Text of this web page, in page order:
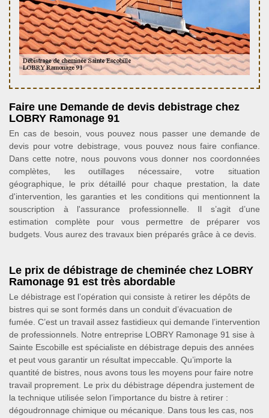
Faire une Demande de devis debistrage chez
LOBRY Ramonage 91
En cas de besoin, vous pouvez nous passer une demande de
devis pour votre debistrage, vous pouvez nous faire confiance.
Dans cette notre, nous pouvons vous donner nos coordonnées
complètes, les outillages nécessaire, votre situation
géographique, le prix détaillé pour chaque prestation, la date
d'intervention, les garanties et les conditions qui mentionnent la
souscription à l'assurance professionnelle. Il s’agit d’une
estimation complète pour vous permettre de préparer vos
budgets. Vous aurez des travaux bien préparés grâce à ce devis.
Le prix de débistrage de cheminée chez LOBRY
Ramonage 91 est très abordable
Le débistrage est l’opération qui consiste à retirer les dépôts de
bistres qui se sont formés dans un conduit d’évacuation de
fumée. C’est un travail assez fastidieux qui demande l’intervention
de professionnels. Notre entreprise LOBRY Ramonage 91 sise à
Sainte Escobille est spécialiste en débistrage depuis des années
et peut vous garantir un résultat impeccable. Qu’importe la
quantité de bistres, nous avons tous les moyens pour faire notre
travail proprement. Le prix du débistrage dépendra justement de
la technique utilisée selon l’importance du bistre à retirer :
dégoudronnage chimique ou mécanique. Dans tous les cas, nos